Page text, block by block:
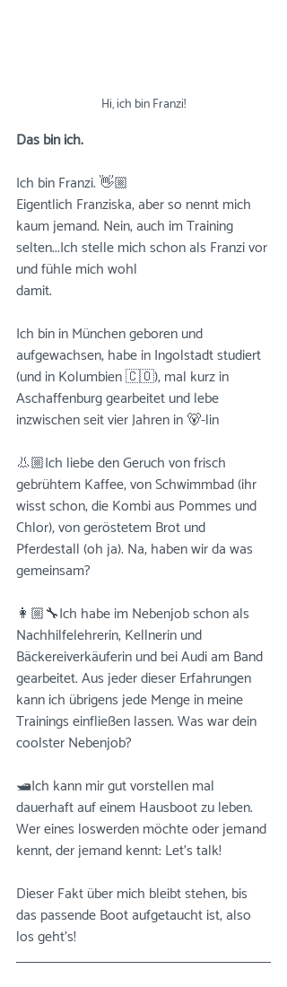
Hi, ich bin Franzi!
Das bin ich.
Ich bin Franzi. 👋🏼⠀⠀⠀⠀⠀⠀⠀⠀⠀
Eigentlich Franziska, aber so nennt mich
kaum jemand. Nein, auch im Training
selten...Ich stelle mich schon als Franzi vor
und fühle mich wohl
damit.⠀⠀⠀⠀⠀⠀⠀⠀⠀
Ich bin in München geboren und
aufgewachsen, habe in Ingolstadt studiert
(und in Kolumbien 🇨🇴), mal kurz in
Aschaffenburg gearbeitet und lebe
inzwischen seit vier Jahren in 🐻-lin
👃🏼Ich liebe den Geruch von frisch
gebrühtem Kaffee, von Schwimmbad (ihr
wisst schon, die Kombi aus Pommes und
Chlor), von geröstetem Brot und
Pferdestall (oh ja). Na, haben wir da was
gemeinsam?⠀⠀⠀⠀⠀⠀⠀⠀⠀
👩🏼‍🔧Ich habe im Nebenjob schon als
Nachhilfelehrerin, Kellnerin und
Bäckereiverkäuferin und bei Audi am Band
gearbeitet. Aus jeder dieser Erfahrungen
kann ich übrigens jede Menge in meine
Trainings einfließen lassen. Was war dein
coolster Nebenjob?⠀⠀⠀⠀⠀⠀⠀⠀⠀
🛥Ich kann mir gut vorstellen mal
dauerhaft auf einem Hausboot zu leben.
Wer eines loswerden möchte oder jemand
kennt, der jemand kennt: Let's talk!
Dieser Fakt über mich bleibt stehen, bis
das passende Boot aufgetaucht ist, also
los geht’s!⠀